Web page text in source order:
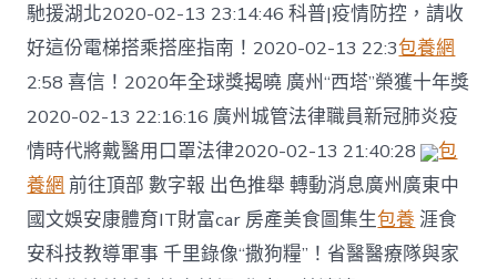
馳援湖北2020-02-13 23:14:46 科普|疫情防控，請收
好這份電梯搭乘搭座指南！2020-02-13 22:3包養網
2:58 喜信！2020年全球獎揭曉 廣州“西塔”榮獲十年獎
2020-02-13 22:16:16 廣州城管法律職員新冠肺炎疫
情時代將戴醫用口罩法律2020-02-13 21:40:28
包
養網 前往頂部 數字報 出色推舉 轉動消息廣州廣東中
國文娛安康體育IT財富car 房產美食圖集生包養 涯食
安科技教導軍事 千里錄像“撒狗糧”！省醫醫療隊與家